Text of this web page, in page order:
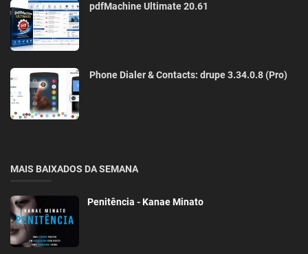
pdfMachine Ultimate 20.61
Phone Dialer & Contacts: drupe 3.34.0.8 (Pro)
MAIS BAIXADOS DA SEMANA
Penitência - Kanae Minato